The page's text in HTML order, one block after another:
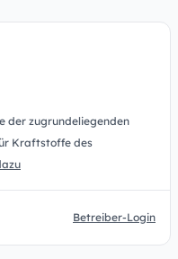
der zugrundeliegenden
Kraftstoffe des
Betreiber-Login